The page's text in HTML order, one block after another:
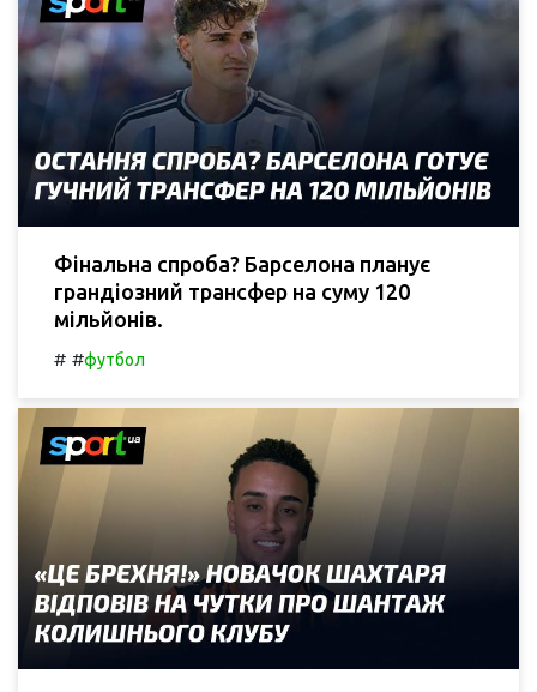
Фінальна спроба? Барселона планує
грандіозний трансфер на суму 120
мільйонів.
# #футбол